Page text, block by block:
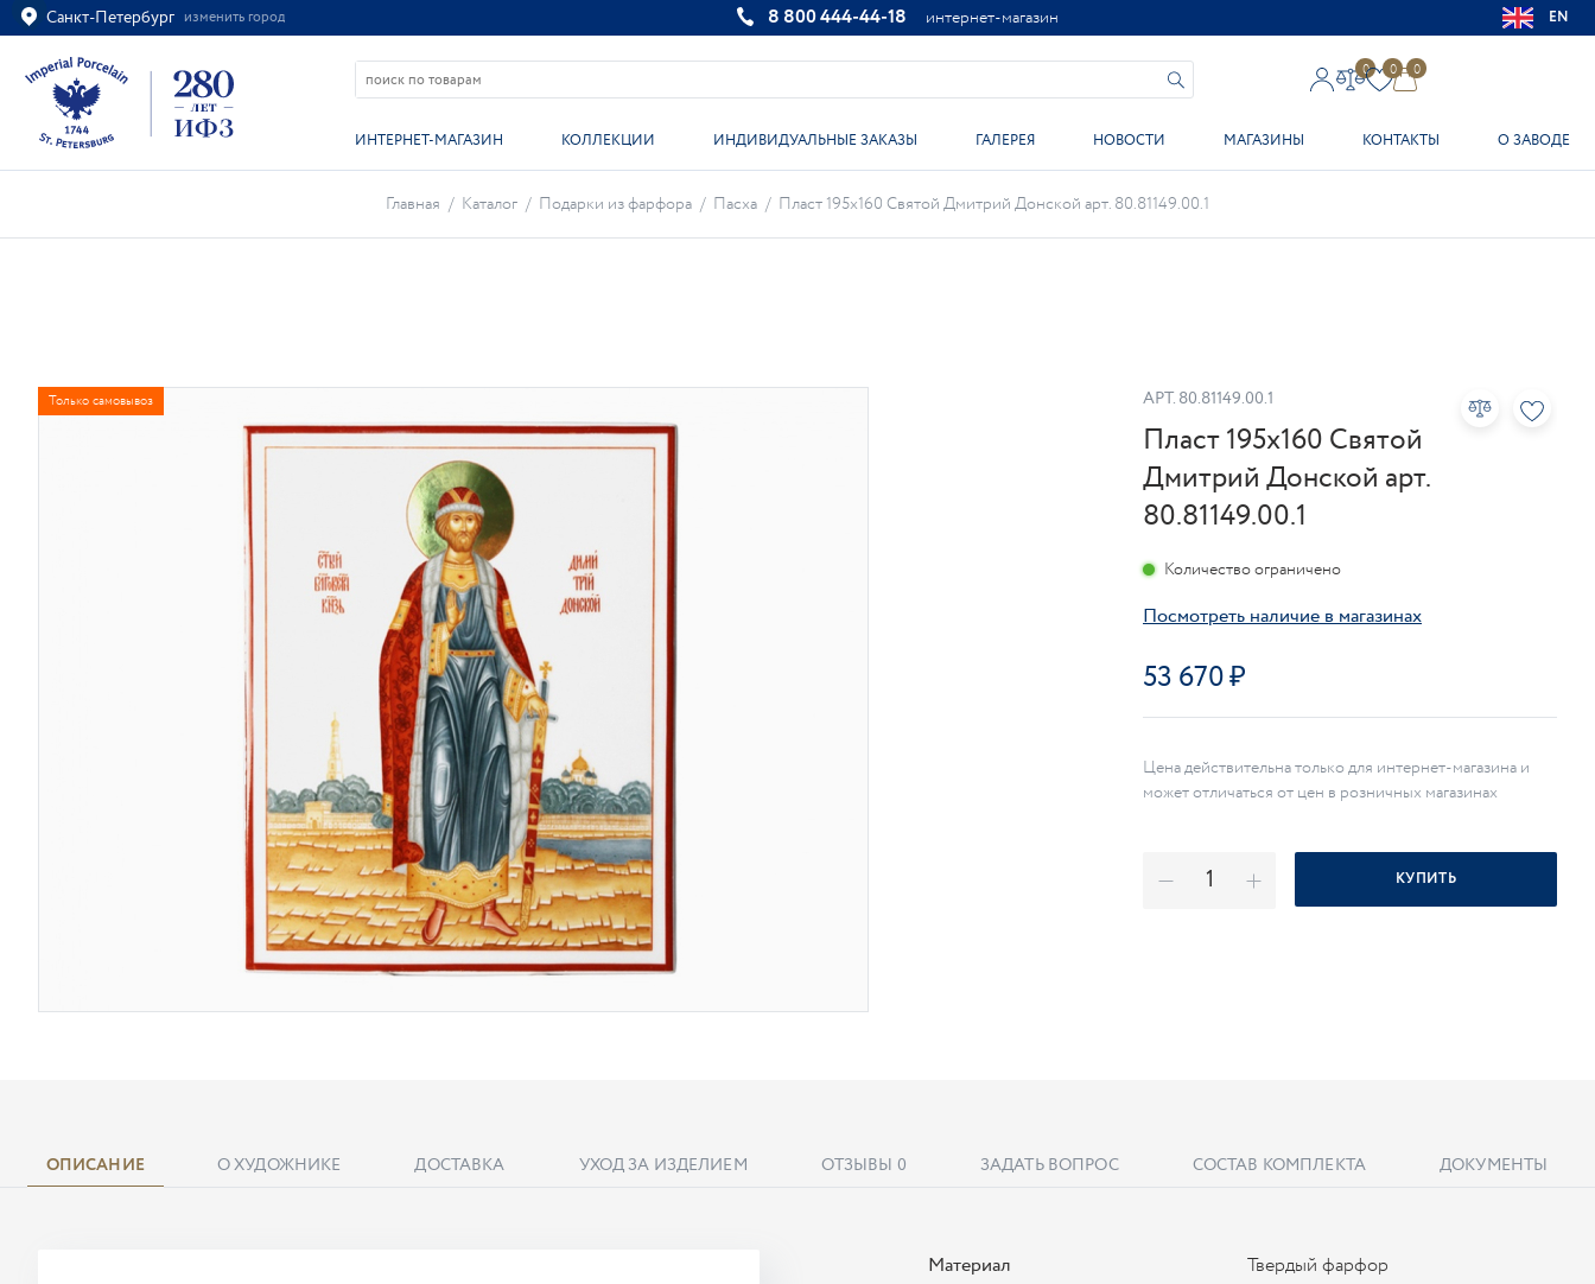
Санкт-Петербург изменить город
Ваш город Санкт-Петербург?
ВСЁ ВЕРНО ИЗМЕНИТЬ
8 800 444-44-18 интернет-магазин EN
0 0 0
ИНТЕРНЕТ-МАГАЗИН КОЛЛЕКЦИИ ИНДИВИДУАЛЬНЫЕ ЗАКАЗЫ ГАЛЕРЕЯ НОВОСТИ МАГАЗИНЫ КОНТАКТЫ О ЗАВОДЕ
Главная / Каталог / Подарки из фарфора / Пасха / Пласт 195х160 Святой Дмитрий Донской арт. 80.81149.00.1
Только самовывоз АРТ. 80.81149.00.1
Пласт 195х160 Святой
Дмитрий Донской арт.
80.81149.00.1
53 670
Посмотреть наличие в магазинах
Количество ограничено
Цена действительна только для интернет-магазина и
может отличаться от цен в розничных магазинах
КУПИТЬ
ОПИСАНИЕ О ХУДОЖНИКЕ ДОСТАВКА УХОД ЗА ИЗДЕЛИЕМ ОТЗЫВЫ 0 ЗАДАТЬ ВОПРОС СОСТАВ КОМПЛЕКТА ДОКУМЕНТЫ
Материал
Твердый фарфор